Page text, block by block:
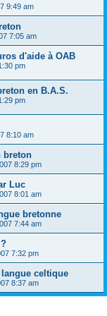
9:49 am
7:05 am
d'aide à OAB
pm
en B.A.S.
pm
8:10 am
breton
8:29 pm
Luc
8:01 am
bretonne
7:44 am
7:32 pm
celtique
8:37 am